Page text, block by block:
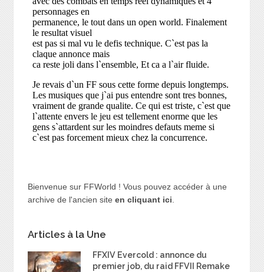
Bienvenue sur FFWorld ! Vous pouvez accéder à une
archive de l'ancien site en cliquant ici
Articles à la Une
FFXIV Evercold : annonce du
premier job, du raid FFVII Remake